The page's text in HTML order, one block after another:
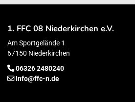
1. FFC 08 Niederkirchen e.V.
Am Sportgelände 1
67150 Niederkirchen
06326 2480240
Info@ffc-n.de